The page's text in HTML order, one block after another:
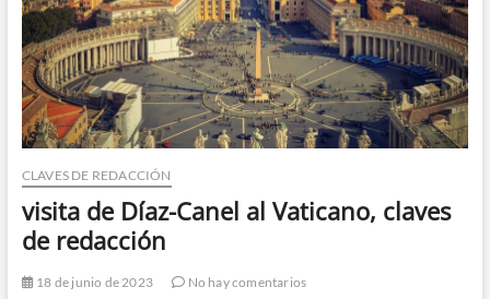
CLAVES DE REDACCIÓN
visita de Díaz-Canel al Vaticano, claves
de redacción
18 de junio de 2023
No hay comentarios